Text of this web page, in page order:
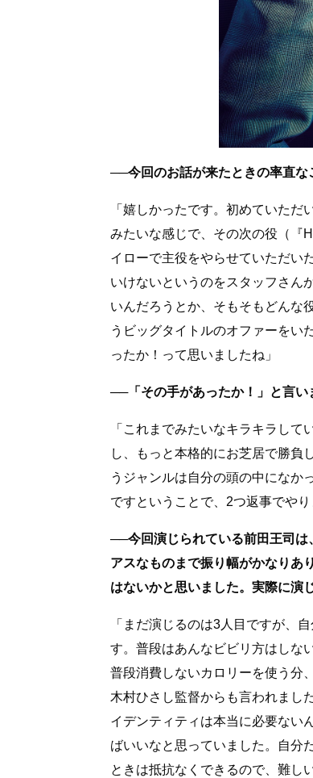
──今回のお話が来たときの率直な
「嬉しかったです。初めていた
みたいな感じで、その次の役（『
イローで主役をやらせていただ
いけないというのをスタッフさん
いんだろうとか、そもそもどんな
うビッグタイトルのオファーをい
ったか！って思いましたね」
──「その手があったか！」と言い
「これまでみたいなキラキラし
し、もっと本格的にお芝居で勝負
うジャンルは自分の頭の中になか
ですということで、2つ返事でや
──今回演じられている前田王司は
アスなものまで振り幅がかなりあ
はないかと思いました。実際に演
「まだ演じるのは3人目ですが、
す。普段はあんなビビリ方はしな
普段消費しないカロリーを使う分
木村ひさし監督からも言われまし
イデンティティは本当に必要ない
ばいいなと思っていました。自分
ときは抵抗なくできるので、難し